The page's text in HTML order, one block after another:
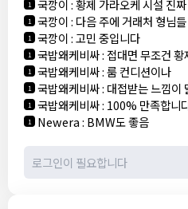
1 국깡이:황제 가라오케 시설 진
1 국깡이: 다음 주에 거래처 형님
1 국깡이:고민 중입니다
1 국밥왜케비싸: 접대면 무조건 황
1 국밥왜케비싸:룸 컨디션이나
1 국밥왜케비싸: 대접받는 느낌이
1 국밥왜케비싸: 100% 만족합니
1 Newera: BMW도 좋음